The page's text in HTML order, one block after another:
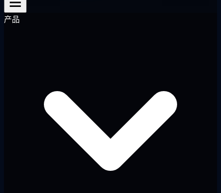
产品